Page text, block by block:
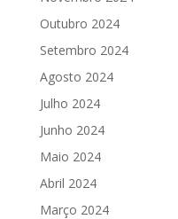
Outubro 2024
Setembro 2024
Agosto 2024
Julho 2024
Junho 2024
Maio 2024
Abril 2024
Março 2024